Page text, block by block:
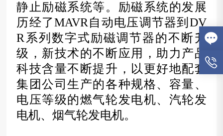
静止励磁系统等。励磁系统的发展
历经了MAVR自动电压调节器到DV
R系列数字式励磁调节器的不断升
级，新技术的不断应用，助力产品
科技含量不断提升，以更好地配套
集团公司生产的各种规格、容量、
电压等级的燃气轮发电机、汽轮发
电机、烟气轮发电机。